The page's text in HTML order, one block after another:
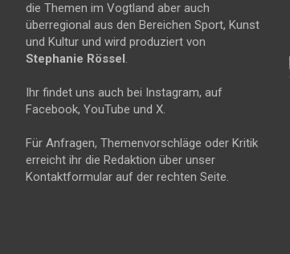
die Themen im Vogtland aber auch
überregional aus den Bereichen Sport, Kunst
und Kultur und wird produziert von
Stephanie Rössel.
Ihr findet uns auch bei Instagram, auf
Facebook, YouTube und X.
Für Anfragen, Themenvorschläge oder Kritik
erreicht ihr die Redaktion über unser
Kontaktformular auf der rechten Seite.